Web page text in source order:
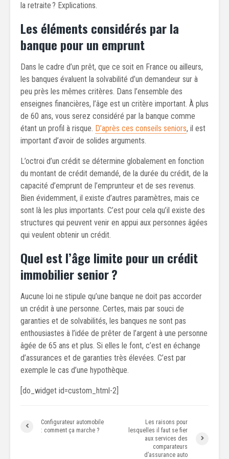
la retraite ? Explications.
Les éléments considérés par la
banque pour un emprunt
Dans le cadre d’un prêt, que ce soit en France ou ailleurs,
les banques évaluent la solvabilité d’un demandeur sur à
peu près les mêmes critères. Dans l’ensemble des
enseignes financières, l’âge est un critère important. À plus
de 60 ans, vous serez considéré par la banque comme
étant un profil à risque. D’après ces conseils seniors, il est
important d’avoir de solides arguments.
L’octroi d’un crédit se détermine globalement en fonction
du montant de crédit demandé, de la durée du crédit, de la
capacité d’emprunt de l’emprunteur et de ses revenus.
Bien évidemment, il existe d’autres paramètres, mais ce
sont là les plus importants. C’est pour cela qu’il existe des
structures qui peuvent venir en appui aux personnes âgées
qui veulent obtenir un crédit.
Quel est l’âge limite pour un crédit
immobilier senior ?
Aucune loi ne stipule qu’une banque ne doit pas accorder
un crédit à une personne. Certes, mais par souci de
garanties et de solvabilités, les banques ne sont pas
enthousiastes à l’idée de prêter de l’argent à une personne
âgée de 65 ans et plus. Si elles le font, c’est en échange
d’assurances et de garanties très élevées. C’est par
exemple le cas d’une hypothèque.
[do_widget id=custom_html-2]
Configurateur automobile
: comment ça marche ?
Les raisons pour
lesquelles il faut se fier
aux services des
comparateurs
d’assurance auto